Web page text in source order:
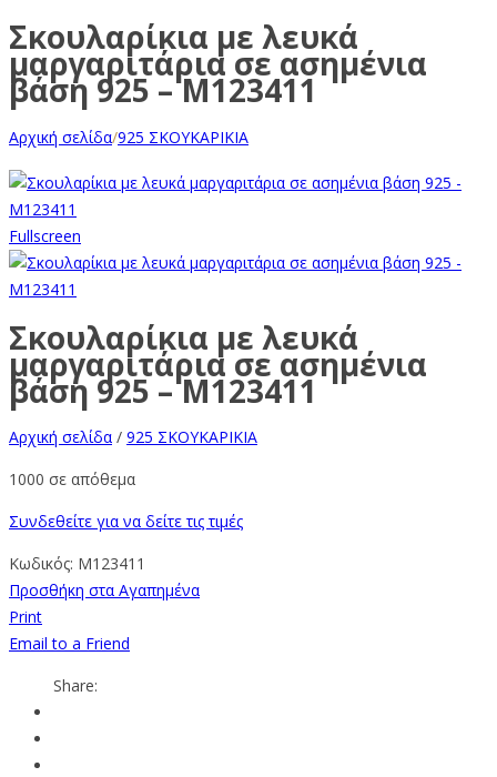
Σκουλαρίκια με λευκά
μαργαριτάρια σε ασημένια
βάση 925 – M123411
Αρχική σελίδα/925 ΣΚΟΥΚΑΡΙΚΙΑ
Fullscreen
Σκουλαρίκια με λευκά
μαργαριτάρια σε ασημένια
βάση 925 – M123411
Αρχική σελίδα / 925 ΣΚΟΥΚΑΡΙΚΙΑ
1000 σε απόθεμα
Συνδεθείτε για να δείτε τις τιμές
Κωδικός: M123411
Προσθήκη στα Αγαπημένα
Print
Email to a Friend
Share: